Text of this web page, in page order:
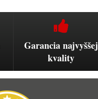
Garancia najvyššej
kvality